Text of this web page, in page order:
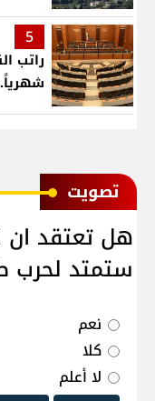
5
ﺗﺼﻮﻳﺖ
هل تعتقد ان
ستمتد لحرب
نعم
كلا
لا أعلم